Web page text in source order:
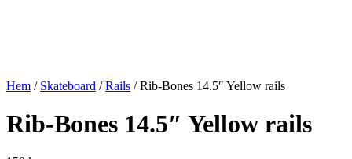
Hem / Skateboard /Rails / Rib-Bones 14.5″ Yellow rails
Rib-Bones 14.5″ Yellow rails